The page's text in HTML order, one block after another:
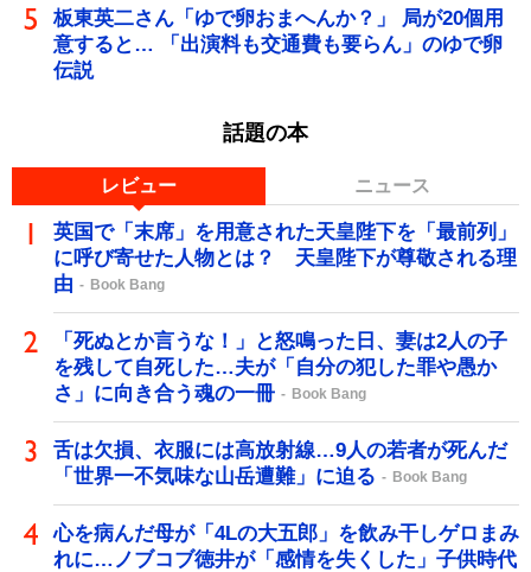
板東英二さん「ゆで卵おまへんか？」 局が20個用
意すると… 「出演料も交通費も要らん」のゆで卵
伝説
話題の本
レビュー ニュース
英国で「末席」を用意された天皇陛下を「最前列」
に呼び寄せた人物とは？ 天皇陛下が尊敬される理
由
Book Bang
「死ぬとか言うな！」と怒鳴った日、妻は2人の子
を残して自死した…夫が「自分の犯した罪や愚か
さ」に向き合う魂の一冊
Book Bang
舌は欠損、衣服には高放射線…9人の若者が死んだ
「世界一不気味な山岳遭難」に迫る
Book Bang
心を病んだ母が「4Lの大五郎」を飲み干しゲロまみ
れに…ノブコブ徳井が「感情を失くした」子供時代